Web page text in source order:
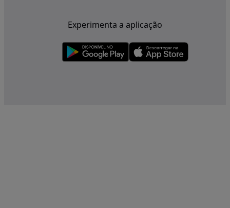
Experimenta a aplicação